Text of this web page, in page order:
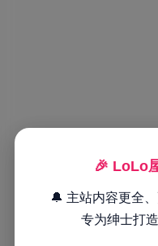
🎉 LoLo
🔔 主站内容更全
专为绅士打